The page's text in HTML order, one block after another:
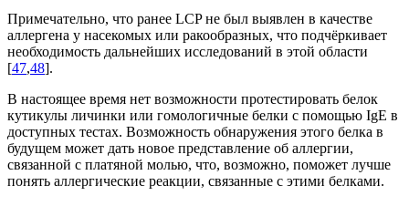
Примечательно, что ранее LCP не был выявлен в качестве
аллергена у насекомых или ракообразных, что подчёркивает
необходимость дальнейших исследований в этой области
[47,48].
В настоящее время нет возможности протестировать белок
кутикулы личинки или гомологичные белки с помощью IgE в
доступных тестах. Возможность обнаружения этого белка в
будущем может дать новое представление об аллергии,
связанной с платяной молью, что, возможно, поможет лучше
понять аллергические реакции, связанные с этими белками.